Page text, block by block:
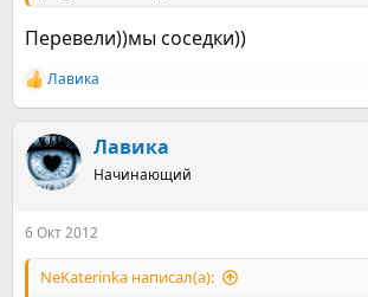
Перевели))мы соседки))
Р
е
к
ц
и
Лавика
Лавика
Начинающий
6 Окт 2012
NeKaterinka написал(а):